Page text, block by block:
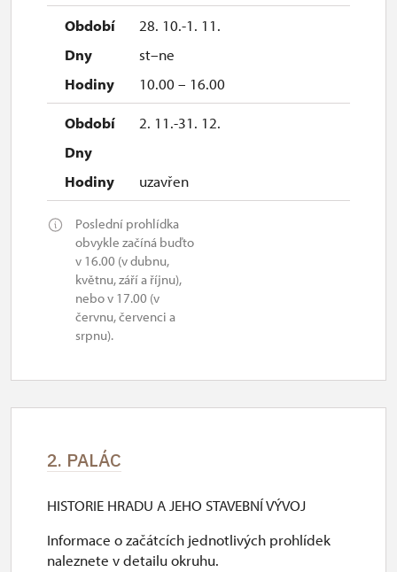
28. 10.-1. 11.
st–ne
10.00 – 16.00
2. 11.-31. 12.
uzavřen
Poslední prohlídka
obvykle začíná buďto
v 16.00 (v dubnu,
květnu, září a říjnu),
nebo v 17.00 (v
červnu, červenci a
srpnu).
2. PALÁC
HISTORIE HRADU A JEHO STAVEBNÍ VÝVOJ
Informace o začátcích jednotlivých prohlídek
naleznete v detailu okruhu.